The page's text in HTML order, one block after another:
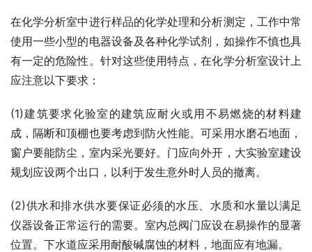
在化学分析室中进行样品的化学处理和分析测定，工作中常
使用一些小型的电器设备及各种化学试剂，如操作不慎也具
有一定的危险性。针对这些使用特点，在化学分析室设计上
应注意以下要求：
(1)建筑要求化验室的建筑应耐火或用不易燃烧的材料建
成，隔断和顶棚也要考虑到防火性能。可采用水磨石地面，
窗户要能防尘，室内采光要好。门应向外开，大实验室建设
规划应设两个出口，以利于发生意外时人员的撤离。
(2)供水和排水供水要保证必须的水压、水质和水量以满足
仪器设备正常运行的需要。室内总阀门应设在易操作的显著
位置。下水道应采用耐酸碱腐蚀的材料，地面应有地漏。